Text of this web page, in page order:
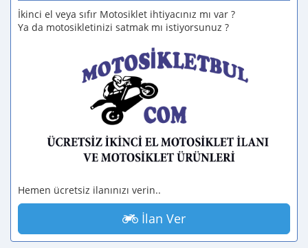
İkinci el veya sıfır Motosiklet ihtiyacınız mı var ?
Ya da motosikletinizi satmak mı istiyorsunuz ?
Hemen ücretsiz ilanınızı verin..
İlan Ver